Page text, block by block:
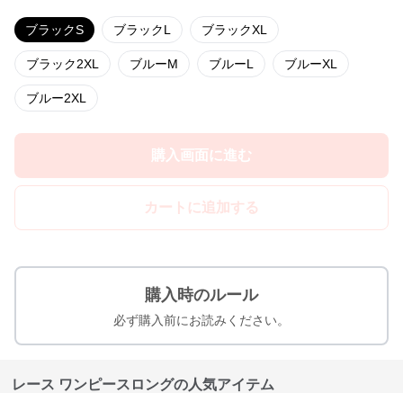
ブラックS ブラックL ブラックXL
ブラック2XL ブルーM ブルーL ブルーXL
ブルー2XL
購入画面に進む
カートに追加する
購入時のルール
必ず購入前にお読みください。
レース ワンピースロングの人気アイテム